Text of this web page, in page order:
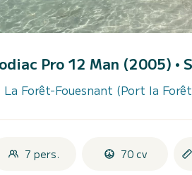
Pro 12 Man (2005) •
La Forêt-Fouesnant (Port la
7 pers. 70 cv